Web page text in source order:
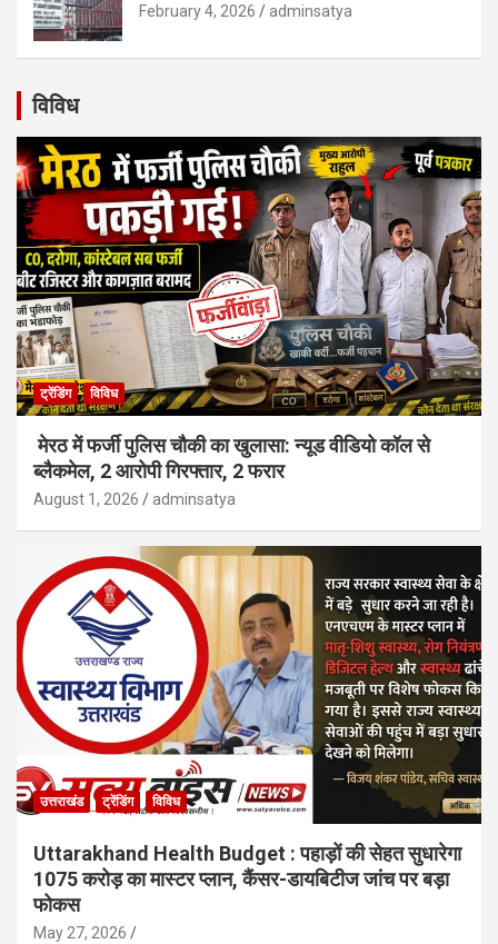
February 4, 2026 adminsatya
विविध
ट्रेंडिंग विविध
मेरठ में फर्जी पुलिस चौकी का खुलासा: न्यूड वीडियो कॉल से
ब्लैकमेल, 2 आरोपी गिरफ्तार, 2 फरार
August 1, 2026 adminsatya
उत्तराखंड ट्रेंडिंग विविध
Uttarakhand Health Budget : पहाड़ों की सेहत सुधारेगा
1075 करोड़ का मास्टर प्लान, कैंसर-डायबिटीज जांच पर बड़ा
फोकस
May 27, 2026